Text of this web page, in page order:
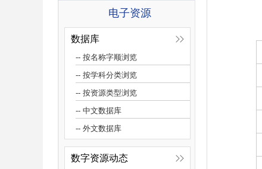
电子资源
数据库
-- 按名称字顺浏览
-- 按学科分类浏览
-- 按资源类型浏览
-- 中文数据库
-- 外文数据库
数字资源动态